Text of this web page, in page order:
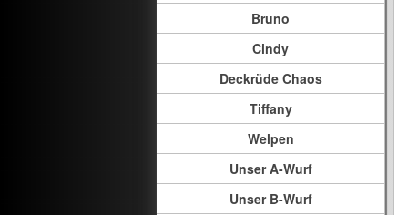
Bruno
Cindy
Deckrüde Chaos
Tiffany
Welpen
Unser A-Wurf
Unser B-Wurf